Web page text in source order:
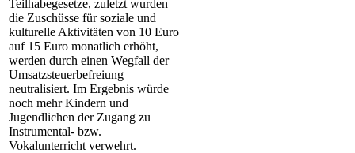
Teilhabegesetze, zuletzt wurden
die Zuschüsse für soziale und
kulturelle Aktivitäten von 10 Euro
auf 15 Euro monatlich erhöht,
werden durch einen Wegfall der
Umsatzsteuerbefreiung
neutralisiert. Im Ergebnis würde
noch mehr Kindern und
Jugendlichen der Zugang zu
Instrumental- bzw.
Vokalunterricht verwehrt.